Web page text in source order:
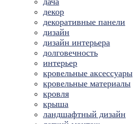
декор
декоративные панели
дизайн
дизайн интерьера
долговечность
интерьер
кровельные аксессуары
кровельные материалы
кровля
крыша
ландшафтный дизайн